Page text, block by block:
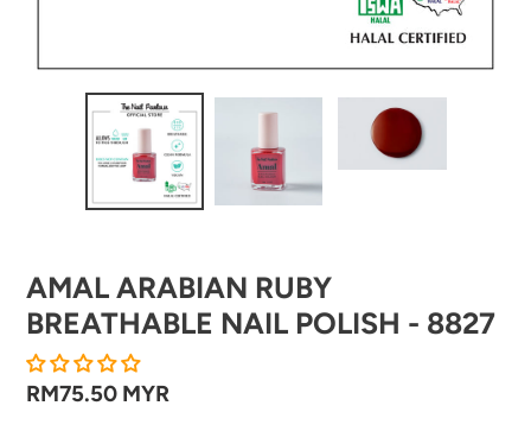
AMAL ARABIAN RUBY
BREATHABLE NAIL POLISH - 8827
Regular
RM75.50 MYR